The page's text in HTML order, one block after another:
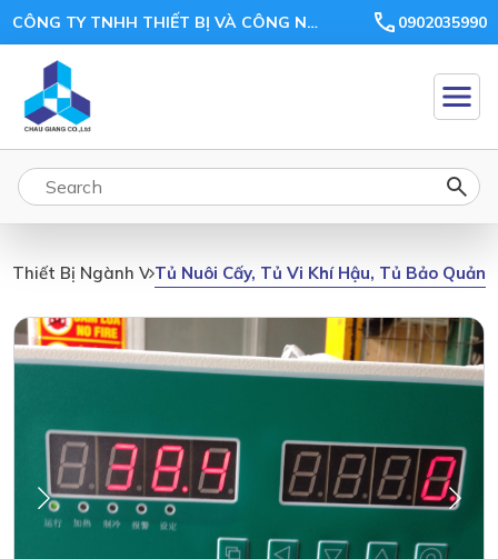
CÔNG TY TNHH THIẾT BỊ VÀ CÔNG NGHỆ CHÂU GIANG 0902035990
Thiết Bị Ngành Vi Sinh, Môi TrườngTủ Nuôi Cấy, Tủ Vi Khí Hậu, Tủ Bảo